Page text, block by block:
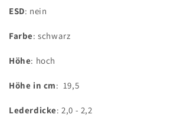
ESD: nein
Farbe: schwarz
Höhe: hoch
Höhe in cm: 19,5
Lederdicke: 2,0 - 2,2